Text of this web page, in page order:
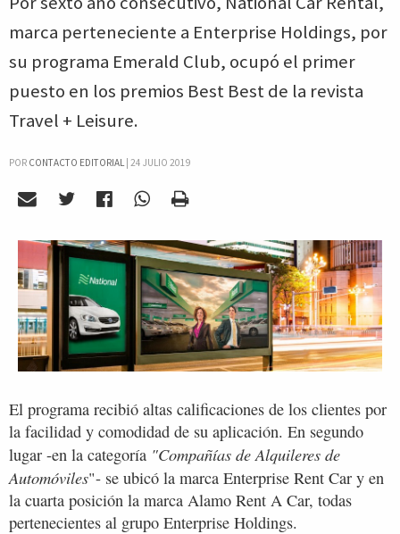
marca perteneciente a Enterprise Holdings, por
su programa Emerald Club, ocupó el primer
puesto en los premios Best Best de la revista
Travel + Leisure.
POR CONTACTO EDITORIAL| 24 JULIO 2019
El programa recibió altas calificaciones de los clientes por
la facilidad y comodidad de su aplicación. En segundo
lugar -en la categoría "Compañías de Alquileres de
Automóviles"- se ubicó la marca Enterprise Rent Car y en
la cuarta posición la marca Alamo Rent A Car, todas
pertenecientes al grupo Enterprise Holdings.